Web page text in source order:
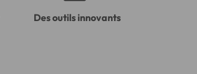
Des outils innovants